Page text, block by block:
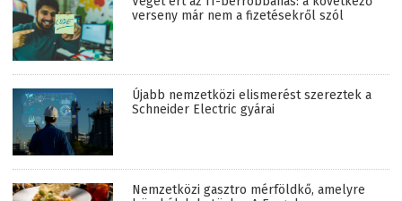
verseny már nem a fizetésekről szól
Újabb nemzetközi elismerést szereztek a
Schneider Electric gyárai
Nemzetközi gasztro mérföldkő, amelyre